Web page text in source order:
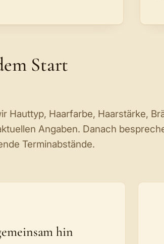
Start
Hauttyp, Haarfarbe, Haarstärke,
Angaben. Danach
Terminabstände.
hin